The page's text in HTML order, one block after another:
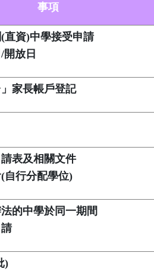
事項
(直資)中學接受申請
/開放日
家長帳戶登記
表及相關文件
(自行分配學位)
的中學於同一期間
)